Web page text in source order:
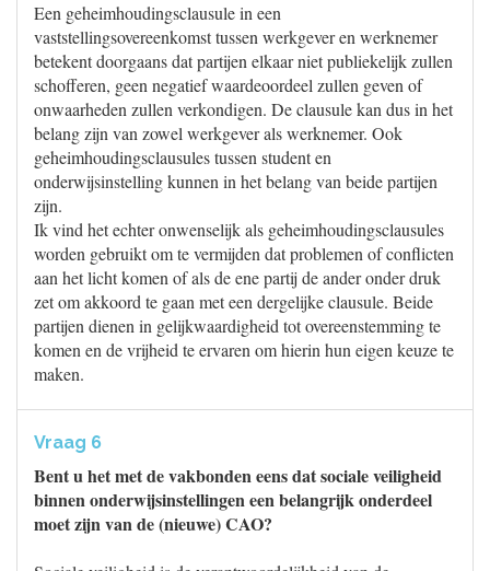
Een geheimhoudingsclausule in een
vaststellingsovereenkomst tussen werkgever en werknemer
betekent doorgaans dat partijen elkaar niet publiekelijk zullen
schofferen, geen negatief waardeoordeel zullen geven of
onwaarheden zullen verkondigen. De clausule kan dus in het
belang zijn van zowel werkgever als werknemer. Ook
geheimhoudingsclausules tussen student en
onderwijsinstelling kunnen in het belang van beide partijen
zijn.
Ik vind het echter onwenselijk als geheimhoudingsclausules
worden gebruikt om te vermijden dat problemen of conflicten
aan het licht komen of als de ene partij de ander onder druk
zet om akkoord te gaan met een dergelijke clausule. Beide
partijen dienen in gelijkwaardigheid tot overeenstemming te
komen en de vrijheid te ervaren om hierin hun eigen keuze te
maken.
Vraag 6
Bent u het met de vakbonden eens dat sociale veiligheid
binnen onderwijsinstellingen een belangrijk onderdeel
moet zijn van de (nieuwe) CAO?